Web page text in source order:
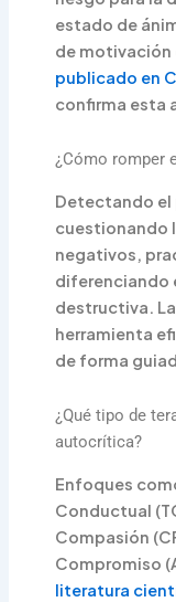
estado de
de motivación
publicado en
confirma esta
¿Cómo romper
Detectando el
cuestionando
negativos,
diferenciando
destructiva.
herramienta
de forma
¿Qué tipo de
autocrítica?
Enfoques
Conductual
Compasión
Compromiso
literatura